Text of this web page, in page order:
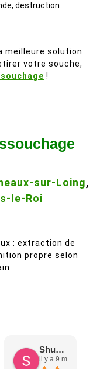
destruction
meilleure solution
votre souche,
!
sur-Loing,
le-Roi
: extraction de
propre selon
Shuang & Jean K.
il y a 9 mois